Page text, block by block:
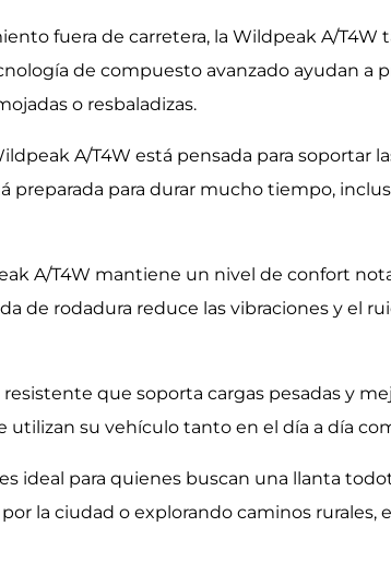
fuera de carretera, la Wildpeak A/
de compuesto avanzado ayudan a
o resbaladizas.
A/T4W está pensada para soportar
preparada para durar mucho tiempo,
A/T4W mantiene un nivel de confort
de rodadura reduce las vibraciones y el
que soporta cargas pesadas y
su vehículo tanto en el día a día
ideal para quienes buscan una llanta
la ciudad o explorando caminos rurales,